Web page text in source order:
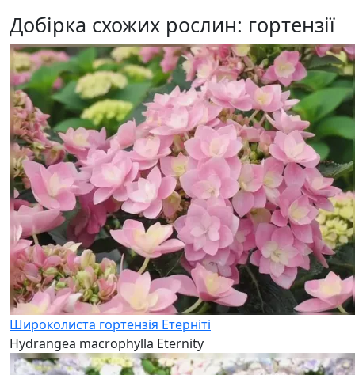
Добірка схожих рослин: гортензії
Широколиста гортензія Етерніті
Hydrangea macrophylla Eternity